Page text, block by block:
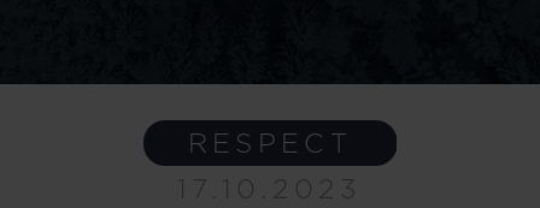
RESPECT
17.10.2023